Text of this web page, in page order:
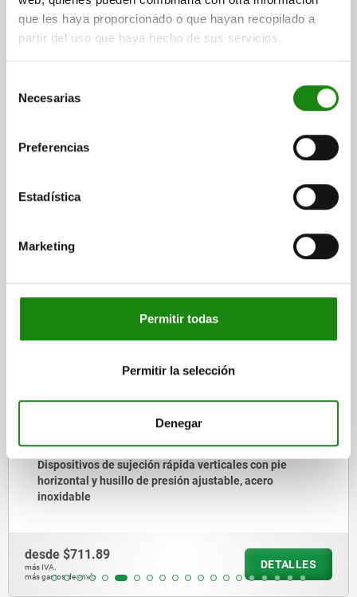
que les haya proporcionado o que hayan recopilado a
partir del uso que haya hecho de sus servicios.
Necesarias
Preferencias
Estadística
Marketing
Permitir todas
Permitir la selección
Denegar
$991.39
más gastos de envío
DETALLES
DETALLES
CAD
DESCARGAS
Otros clientes también
Dispositivos de sujeción rápida verticales con pie
horizontal y husillo de presión ajustable, acero
inoxidable
desde $711.89
más IVA.
más gastos de envío
DETALLES